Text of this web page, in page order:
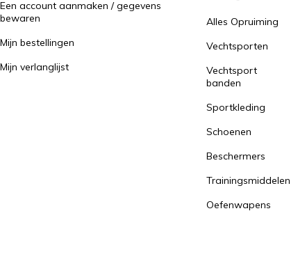
Een account aanmaken / gegevens
bewaren
Mijn bestellingen
Mijn verlanglijst
Alles Opruiming
Vechtsporten
Vechtsport
banden
Sportkleding
Schoenen
Beschermers
Trainingsmiddelen
Oefenwapens